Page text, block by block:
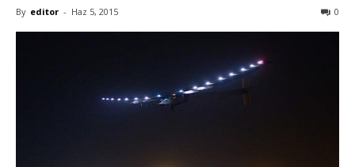
By editor - Haz 5, 2015 0